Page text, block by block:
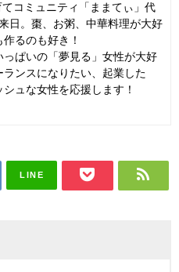
てコミュニティ「ままてぃ」代
日。棗、お粥、中華料理が大好
るのも好き！
ぱいの「夢見る」女性が大好
ンスになりたい、起業した
ュな女性を応援します！
LINE